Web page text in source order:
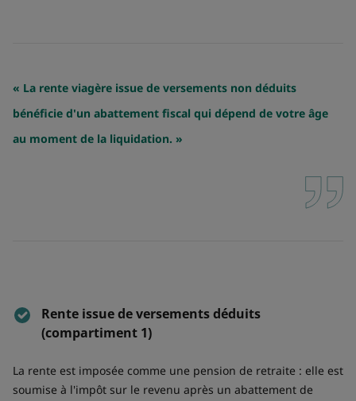
« La rente viagère issue de versements non déduits
bénéficie d'un abattement fiscal qui dépend de votre âge
au moment de la liquidation. »
Rente issue de versements déduits
(compartiment 1)
La rente est imposée comme une pension de retraite : elle est
soumise à l'impôt sur le revenu après un abattement de